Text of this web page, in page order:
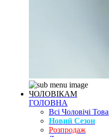
ЧОЛОВІКАМ
ГОЛОВНА
Всі Чоловічі
Новий Сезон
Розпродаж